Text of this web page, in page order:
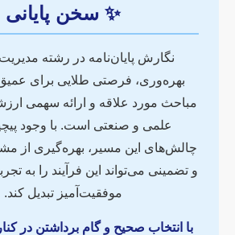
✨ سخن پایانی
نگارش پایان‌نامه در رشته
بهره‌وری، فرصتی طلایی برای
مباحث مورد علاقه و ارائه سهمی
علمی و صنعتی است. با وجود
چالش‌های این مسیر، بهره‌گیری از
و تضمینی می‌تواند این فرآیند را به
موفقیت‌آمیز تبدیل کند.
با انتخاب صحیح و گام برداشتن در